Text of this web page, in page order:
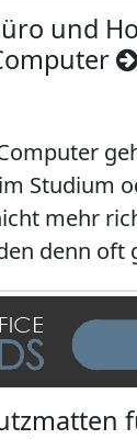
und
Studium
mehr
denn oft